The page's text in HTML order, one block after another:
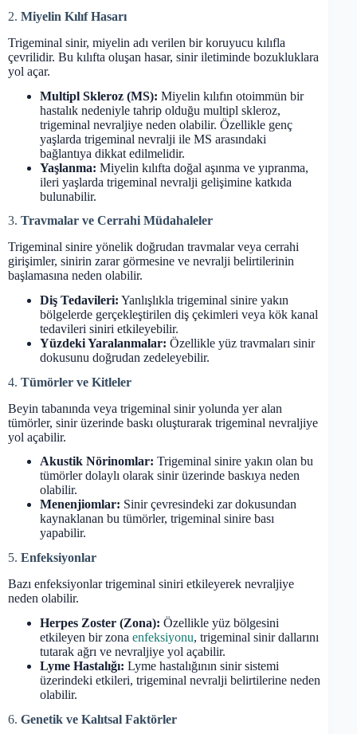
2. Miyelin Kılıf Hasarı
Trigeminal sinir, miyelin adı verilen bir koruyucu kılıfla
çevrilidir. Bu kılıfta oluşan hasar, sinir iletiminde bozukluklara
yol açar.
Multipl Skleroz (MS): Miyelin kılıfın otoimmün bir
hastalık nedeniyle tahrip olduğu multipl skleroz,
trigeminal nevraljiye neden olabilir. Özellikle genç
yaşlarda trigeminal nevralji ile MS arasındaki
bağlantıya dikkat edilmelidir.
Yaşlanma: Miyelin kılıfta doğal aşınma ve yıpranma,
ileri yaşlarda trigeminal nevralji gelişimine katkıda
bulunabilir.
3. Travmalar ve Cerrahi Müdahaleler
Trigeminal sinire yönelik doğrudan travmalar veya cerrahi
girişimler, sinirin zarar görmesine ve nevralji belirtilerinin
başlamasına neden olabilir.
Diş Tedavileri: Yanlışlıkla trigeminal sinire yakın
bölgelerde gerçekleştirilen diş çekimleri veya kök kanal
tedavileri siniri etkileyebilir.
Yüzdeki Yaralanmalar: Özellikle yüz travmaları sinir
dokusunu doğrudan zedeleyebilir.
4. Tümörler ve Kitleler
Beyin tabanında veya trigeminal sinir yolunda yer alan
tümörler, sinir üzerinde baskı oluşturarak trigeminal nevraljiye
yol açabilir.
Akustik Nörinomlar: Trigeminal sinire yakın olan bu
tümörler dolaylı olarak sinir üzerinde baskıya neden
olabilir.
Menenjiomlar: Sinir çevresindeki zar dokusundan
kaynaklanan bu tümörler, trigeminal sinire bası
yapabilir.
5. Enfeksiyonlar
Bazı enfeksiyonlar trigeminal siniri etkileyerek nevraljiye
neden olabilir.
Herpes Zoster (Zona): Özellikle yüz bölgesini
etkileyen bir zona enfeksiyonu, trigeminal sinir dallarını
tutarak ağrı ve nevraljiye yol açabilir.
Lyme Hastalığı: Lyme hastalığının sinir sistemi
üzerindeki etkileri, trigeminal nevralji belirtilerine neden
olabilir.
6. Genetik ve Kalıtsal Faktörler